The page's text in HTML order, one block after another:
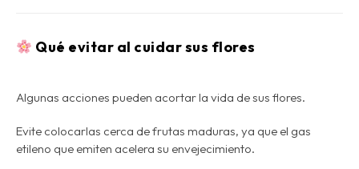
Qué evitar al cuidar sus flores
Algunas acciones pueden acortar la vida de sus flores.
Evite colocarlas cerca de frutas maduras, ya que el gas
etileno que emiten acelera su envejecimiento.